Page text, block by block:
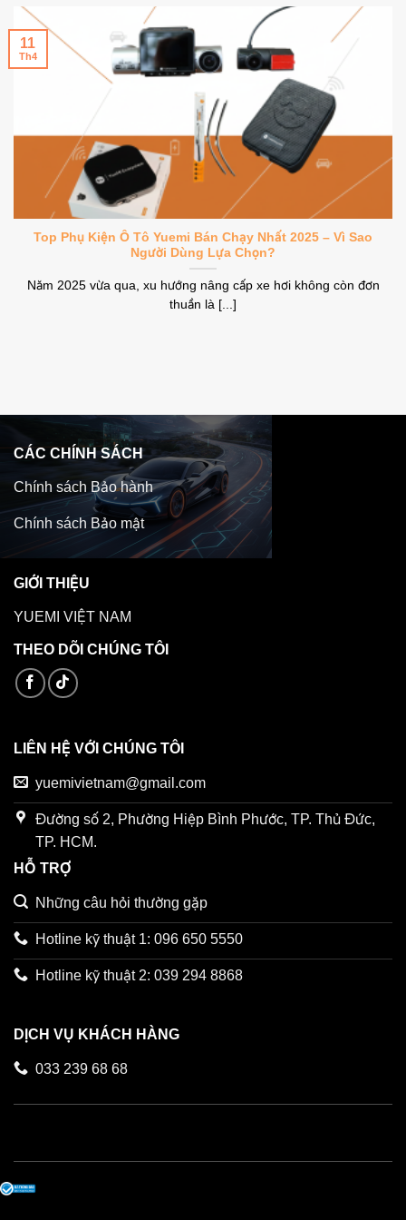
Top Phụ Kiện Ô Tô Yuemi Bán Chạy Nhất 2025 – Vì Sao
Người Dùng Lựa Chọn?
Năm 2025 vừa qua, xu hướng nâng cấp xe hơi không còn đơn
thuần là [...]
11
Th4
CÁC CHÍNH SÁCH
Chính sách Bảo hành
Chính sách Bảo mật
GIỚI THIỆU
YUEMI VIỆT NAM
THEO DÕI CHÚNG TÔI
LIÊN HỆ VỚI CHÚNG TÔI
yuemivietnam@gmail.com
Đường số 2, Phường Hiệp Bình Phước, TP. Thủ Đức,
TP. HCM.
HỖ TRỢ
Những câu hỏi thường gặp
Hotline kỹ thuật 1: 096 650 5550
Hotline kỹ thuật 2: 039 294 8868
DỊCH VỤ KHÁCH HÀNG
033 239 68 68